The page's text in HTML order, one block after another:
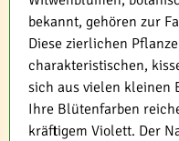
bekannt, gehören zur
Diese zierlichen
charakteristischen,
sich aus vielen kleinen
Ihre Blütenfarben
kräftigem Violett. Der